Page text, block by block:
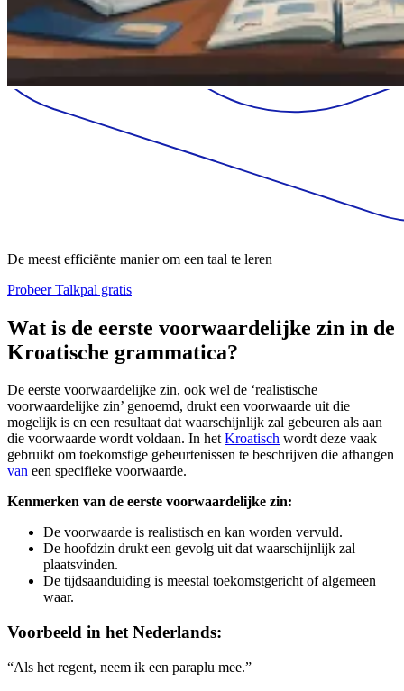
De meest efficiënte manier om een taal te leren
Probeer Talkpal gratis
Wat is de eerste voorwaardelijke zin in de
Kroatische grammatica?
De eerste voorwaardelijke zin, ook wel de ‘realistische
voorwaardelijke zin’ genoemd, drukt een voorwaarde uit die
mogelijk is en een resultaat dat waarschijnlijk zal gebeuren als aan
die voorwaarde wordt voldaan. In hetKroatisch wordt deze vaak
gebruikt om toekomstige gebeurtenissen te beschrijven die afhangen
van een specifieke voorwaarde.
Kenmerken van de eerste voorwaardelijke zin:
De voorwaarde is realistisch en kan worden vervuld.
De hoofdzin drukt een gevolg uit dat waarschijnlijk zal
plaatsvinden.
De tijdsaanduiding is meestal toekomstgericht of algemeen
waar.
Voorbeeld in het Nederlands:
“Als het regent, neem ik een paraplu mee.”